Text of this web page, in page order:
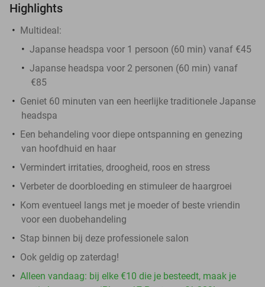
Highlights
Multideal:
Japanse headspa voor 1 persoon (60 min) vanaf €45
Japanse headspa voor 2 personen (60 min) vanaf
€85
Geniet 60 minuten van een heerlijke traditionele Japanse
headspa
Een behandeling voor diepe ontspanning en genezing
van hoofdhuid en haar
Vermindert irritaties, droogheid, roos en stress
Verbeter de doorbloeding en stimuleer de haargroei
Kom eventueel langs met je moeder of beste vriendin
voor een duobehandeling
Stap binnen bij deze professionele salon
Ook geldig op zaterdag!
Alleen vandaag: bij elke €10 die je besteedt, maak je